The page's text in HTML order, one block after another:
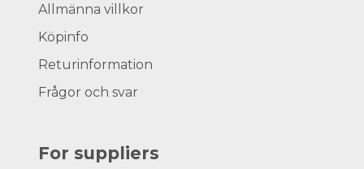
Allmänna villkor
Köpinfo
Returinformation
Frågor och svar
For suppliers